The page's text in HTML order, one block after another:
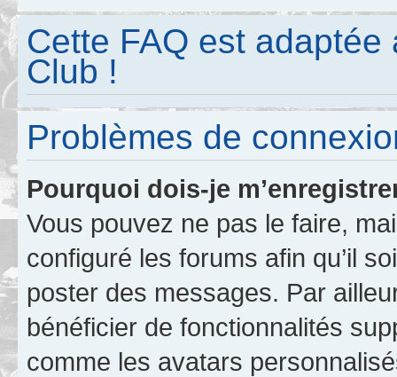
Cette FAQ est
Club !
Problèmes de
Pourquoi dois-je
Vous pouvez ne pas le faire,
configuré les forums afin qu’il
poster des messages. Par
bénéficier de fonctionnalités
comme les avatars